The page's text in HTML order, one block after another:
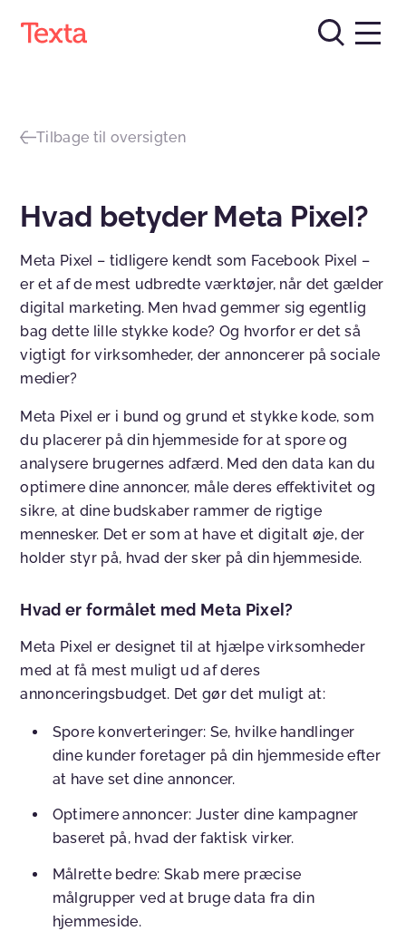
Tilbage til oversigten
Hvad betyder Meta Pixel?
Meta Pixel – tidligere kendt som Facebook Pixel –
er et af de mest udbredte værktøjer, når det gælder
digital marketing. Men hvad gemmer sig egentlig
bag dette lille stykke kode? Og hvorfor er det så
vigtigt for virksomheder, der annoncerer på sociale
medier?
Meta Pixel er i bund og grund et stykke kode, som
du placerer på din hjemmeside for at spore og
analysere brugernes adfærd. Med den data kan du
optimere dine annoncer, måle deres effektivitet og
sikre, at dine budskaber rammer de rigtige
mennesker. Det er som at have et digitalt øje, der
holder styr på, hvad der sker på din hjemmeside.
Hvad er formålet med Meta Pixel?
Meta Pixel er designet til at hjælpe virksomheder
med at få mest muligt ud af deres
annonceringsbudget. Det gør det muligt at:
Spore konverteringer: Se, hvilke handlinger
dine kunder foretager på din hjemmeside efter
at have set dine annoncer.
Optimere annoncer: Juster dine kampagner
baseret på, hvad der faktisk virker.
Målrette bedre: Skab mere præcise
målgrupper ved at bruge data fra din
hjemmeside.